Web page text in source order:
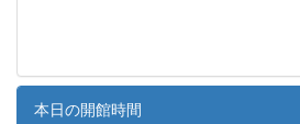
本日の開館時間